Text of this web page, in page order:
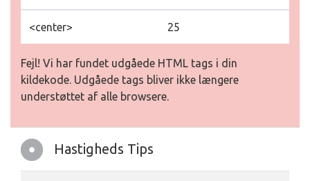
<center> 25
Fejl! Vi har fundet udgåede HTML tags i din
kildekode. Udgåede tags bliver ikke længere
understøttet af alle browsere.
Hastigheds Tips